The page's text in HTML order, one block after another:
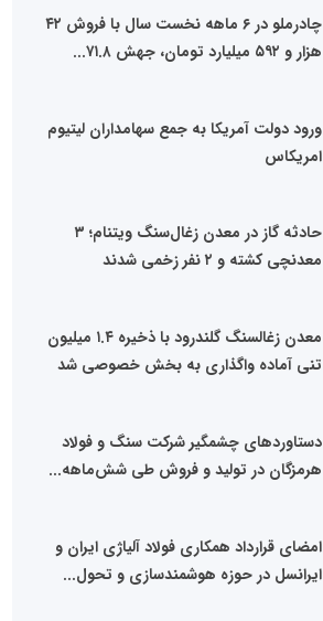
چادرملو در ۶ ماهه نخست سال با فروش ۴۲
هزار و ۵۹۲ میلیارد تومان، جهش ۷۱.۸...
ورود دولت آمریکا به جمع سهامداران لیتیوم
امریکاس
حادثه گاز در معدن زغال‌سنگ ویتنام؛ ۳
معدنچی کشته و ۲ نفر زخمی شدند
معدن زغالسنگ گلندرود با ذخیره ۱.۴ میلیون
تنی آماده واگذاری به بخش خصوصی شد
دستاوردهای چشمگیر شرکت سنگ و فولاد
هرمزگان در تولید و فروش طی شش‌ماهه...
امضای قرارداد همکاری فولاد آلیاژی ایران و
ایرانسل در حوزه هوشمندسازی و تحول...